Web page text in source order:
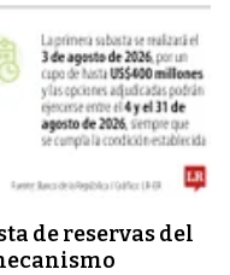
de reservas del